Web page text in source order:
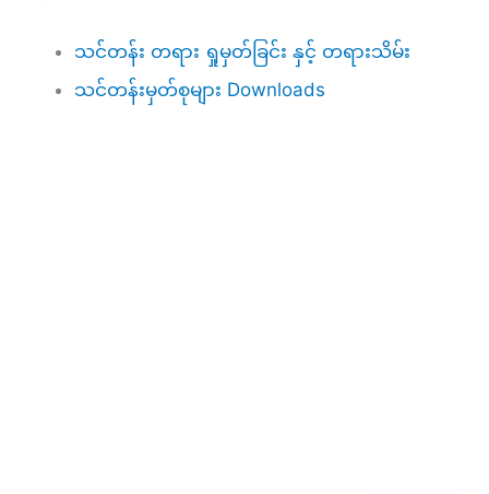
သင်တန်း တရား ရှုမှတ်ခြင်း နှင့် တရားသိမ်း
သင်တန်းမှတ်စုများ Downloads